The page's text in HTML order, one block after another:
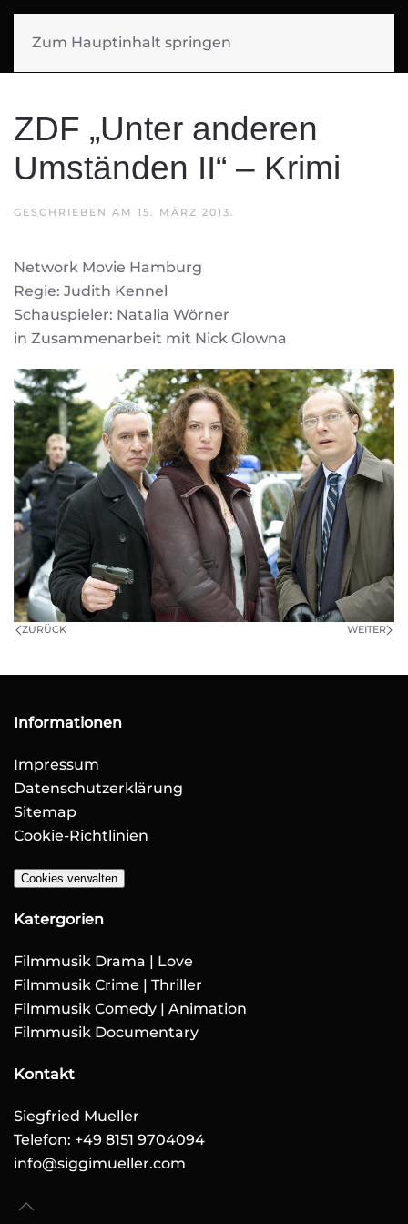
Zum Hauptinhalt springen
SIGGI MUELLER
FILMMUSIK
ZDF „Unter anderen
Umständen II“ – Krimi
GESCHRIEBEN AM 15. MÄRZ 2013.
Network Movie Hamburg
Regie: Judith Kennel
Schauspieler: Natalia Wörner
in Zusammenarbeit mit Nick Glowna
ZURÜCK WEITER
Informationen
Impressum
Datenschutzerklärung
Sitemap
Cookie-Richtlinien
Cookies verwalten
Katergorien
Filmmusik Drama | Love
Filmmusik Crime | Thriller
Filmmusik Comedy | Animation
Filmmusik Documentary
Kontakt
Siegfried Mueller
Telefon: +49 8151 9704094
info@siggimueller.com